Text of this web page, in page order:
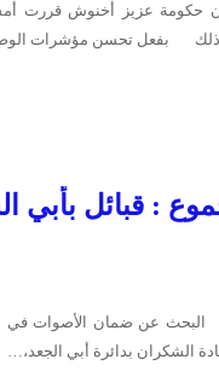
أن حكومة عزيز أخنوش
وذلك بفعل تحسن مؤشرات
: قبائل بأبي
عن ضمان الأصوات في
الشكران بدائرة أبي الجعد،…